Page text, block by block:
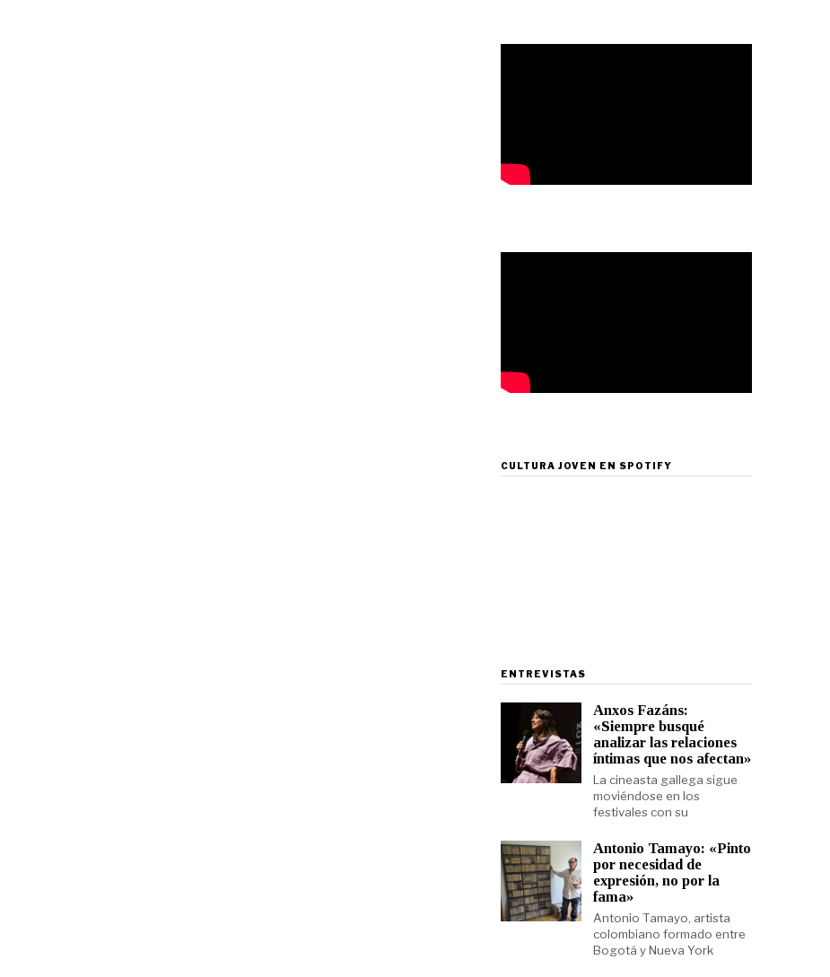
CULTURA JOVEN EN SPOTIFY
ENTREVISTAS
Anxos Fazáns:
«Siempre busqué
analizar las relaciones
íntimas que nos afectan»
La cineasta gallega sigue
moviéndose en los
festivales con su
Antonio Tamayo: «Pinto
por necesidad de
expresión, no por la
fama»
Antonio Tamayo, artista
colombiano formado entre
Bogotá y Nueva York